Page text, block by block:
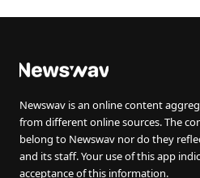
Newswav is an online content
from different online sources. The
belong to Newswav nor do they
and its staff. Your use of this app
acceptance of this information.